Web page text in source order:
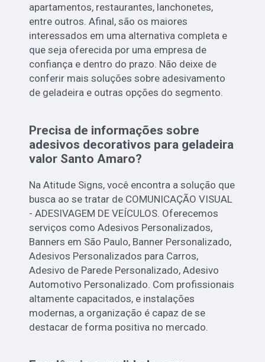
apartamentos, restaurantes, lanchonetes,
entre outros. Afinal, são os maiores
interessados em uma alternativa completa e
que seja oferecida por uma empresa de
confiança e dentro do prazo. Não deixe de
conferir mais soluções sobre adesivamento
de geladeira e outras opções do segmento.
Precisa de informações sobre
adesivos decorativos para geladeira
valor Santo Amaro?
Na Atitude Signs, você encontra a solução que
busca ao se tratar de COMUNICAÇÃO VISUAL
- ADESIVAGEM DE VEÍCULOS. Oferecemos
serviços como Adesivos Personalizados,
Banners em São Paulo, Banner Personalizado,
Adesivos Personalizados para Carros,
Adesivo de Parede Personalizado, Adesivo
Automotivo Personalizado. Com profissionais
altamente capacitados, e instalações
modernas, a organização é capaz de se
destacar de forma positiva no mercado.